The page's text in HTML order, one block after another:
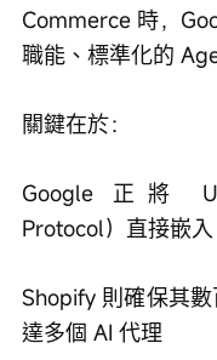
Commerce 時，
職能、標準化的
關鍵在於：
Google 正將
Protocol）直接嵌
Shopify 則確保其
達多個 AI 代理